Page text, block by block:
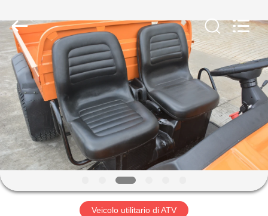
CASA.
PRODOTTI
VIDEO
SU
DI
Rights
Reserved.
Developed
ECER
Veicolo utilitario di ATV